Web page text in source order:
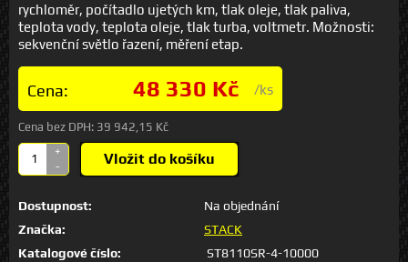
rychloměr, počítadlo ujetých km, tlak oleje, tlak paliva,
teplota vody, teplota oleje, tlak turba, voltmetr. Možnosti:
sekvenční světlo řazení, měření etap.
Cena: 48 330 Kč /ks
Cena bez DPH: 39 942,15 Kč
+
-
Vložit do košíku
Dostupnost:
Na objednání
Značka:
STACK
Katalogové číslo:
ST8110SR-4-10000